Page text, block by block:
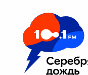
Москва 100.1 FM